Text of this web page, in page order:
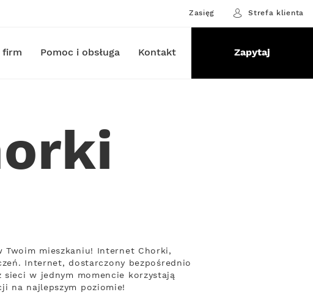
Zasięg Strefa klienta
firm Pomoc i obsługa Kontakt Zapytaj
Twoim mieszkaniu! Internet Chorki,
Internet, dostarczony bezpośrednio
w jednym momencie korzystają
na najlepszym poziomie!